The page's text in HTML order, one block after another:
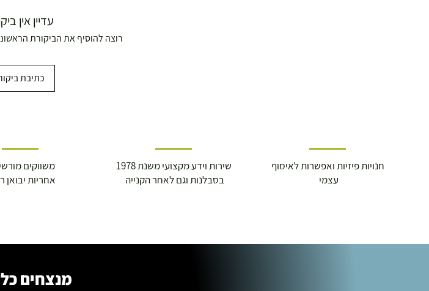
עדיין אין
רוצה להוסיף את הביקורת
כתיבת
משווקים
אחריות יבואן
שירות וידע מקצועי משנת 1978
בסבלנות וגם לאחר הקנייה
חנויות פיזיות ואפשרות לאיסוף
עצמי
מנצחים